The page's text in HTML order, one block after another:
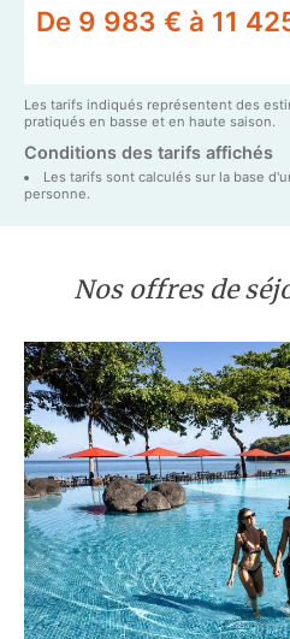
De 9 983 € à 11
Les tarifs indiqués représentent des
pratiqués en basse et en haute saison.
Conditions des tarifs affichés
Les tarifs sont calculés sur la base
personne.
Nos offres de